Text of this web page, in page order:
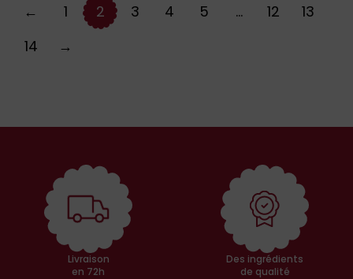
← 1 2 3 4 5 … 12
13
14
→
Livraison
en 72h
Des ingrédients
de qualité